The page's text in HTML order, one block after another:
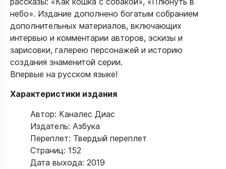
небо». Издание дополнено богатым собранием
дополнительных материалов, включающих
интервью и комментарии авторов, эскизы и
зарисовки, галерею персонажей и историю
создания знаменитой серии.
Впервые на русском языке!
Характеристики издания
Автор: Каналес Диас
Издатель: Азбука
Переплет: Твердый переплет
Страниц: 152
Дата выхода: 2019